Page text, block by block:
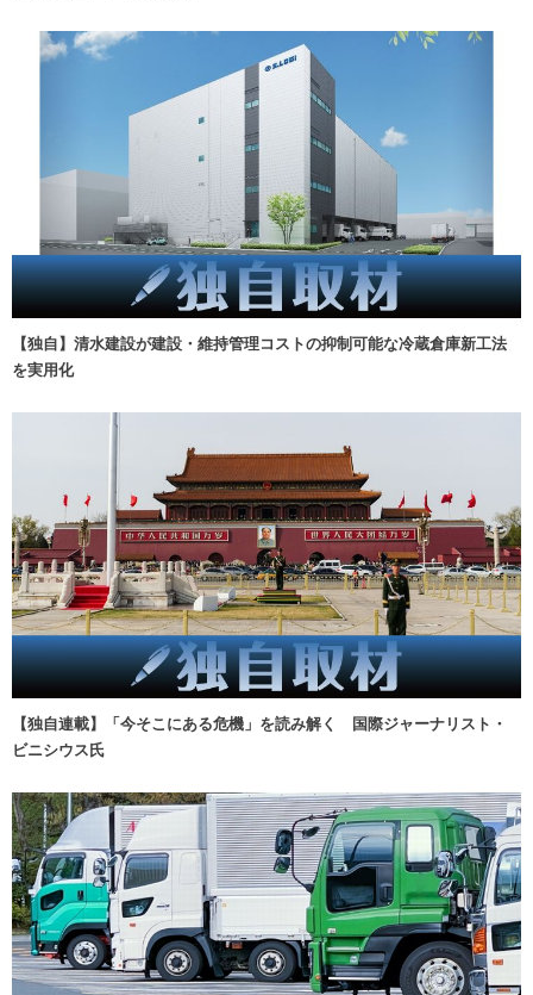
【独自】清水建設が建設・維持管理コストの抑制可能な冷蔵倉庫新工法
を実用化
【独自連載】「今そこにある危機」を読み解く 国際ジャーナリスト・
ビニシウス氏